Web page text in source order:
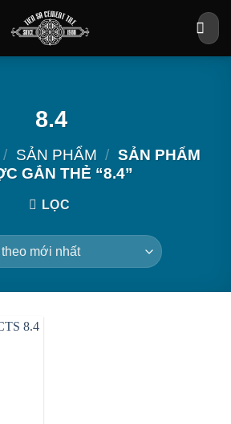
Tìm
kiếm:
8.4
/ SẢN PHẨM / SẢN PHẨM
GẮN THẺ “8.4”
LỌC